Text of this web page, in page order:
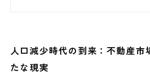
空き家問題の深刻化：地域経
おける不動産戦略
人口減少時代の到来：不動産市
たな現実